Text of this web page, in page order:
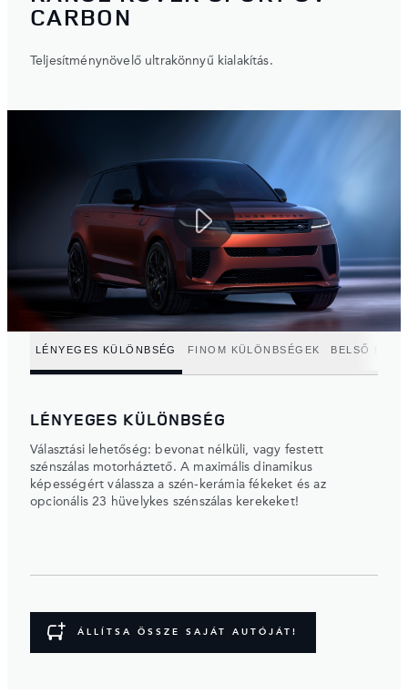
CARBON
Teljesítménynövelő ultrakönnyű kialakítás.
LÉNYEGES KÜLÖNBSÉG FINOM KÜLÖNBSÉGEK BELSŐ ERŐ
LÉNYEGES KÜLÖNBSÉG
Választási lehetőség: bevonat nélküli, vagy festett
szénszálas motorháztető. A maximális dinamikus
képességért válassza a szén-kerámia fékeket és az
opcionális 23 hüvelykes szénszálas kerekeket!
ÁLLÍTSA ÖSSZE SAJÁT AUTÓJÁT!